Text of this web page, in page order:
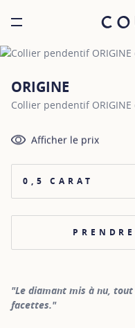
Burger toggle menu
ORIGINE
Collier pendentif
Afficher le prix
0,5 CARAT
"Le diamant mis à nu,
facettes."